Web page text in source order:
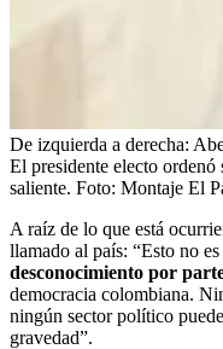
De izquierda a derecha:
El presidente electo
saliente. Foto: Montaje El
A raíz de lo que está
llamado al país: “Esto no
desconocimiento por
democracia colombiana.
ningún sector político
gravedad”.